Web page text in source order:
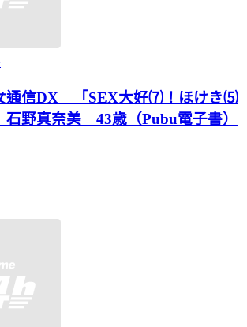
通信DX 「SEX大好⑺！ほけき⑸
野真奈美 43歳（Pubu電子書）